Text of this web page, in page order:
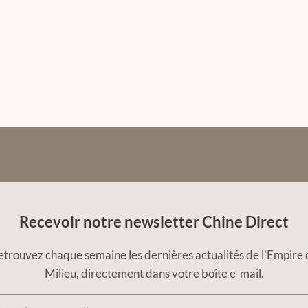
Recevoir notre newsletter Chine Direct
chaque semaine les dernières actualités de l'Empire
Milieu, directement dans votre boîte e-mail.